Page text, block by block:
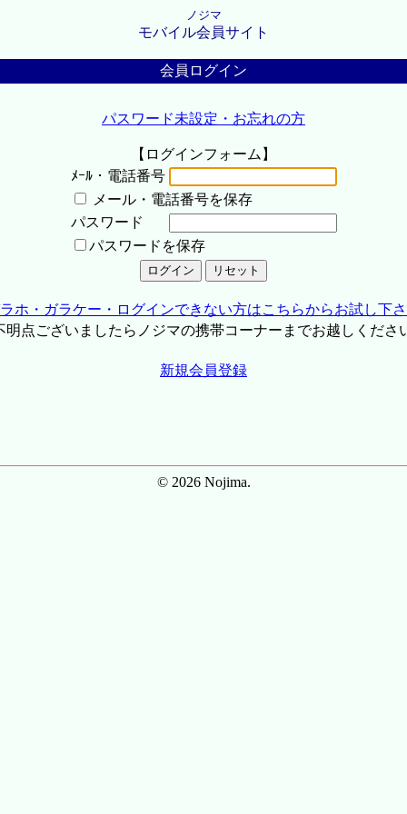
ノジマ
モバイル会員サイト
会員ログイン
パスワード未設定・お忘れの方
【ログインフォーム】
ﾒｰﾙ・電話番号
メール・電話番号を保存
パスワード
パスワードを保存
ホ・ガラケー・ログインできない方はこちらからお試し下
点ございましたらノジマの携帯コーナーまでお越しくださ
新規会員登録
© 2026 Nojima.